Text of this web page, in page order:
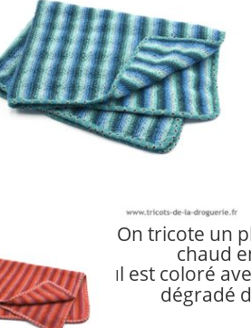
On tricote un
chaud
Il est coloré
dégradé